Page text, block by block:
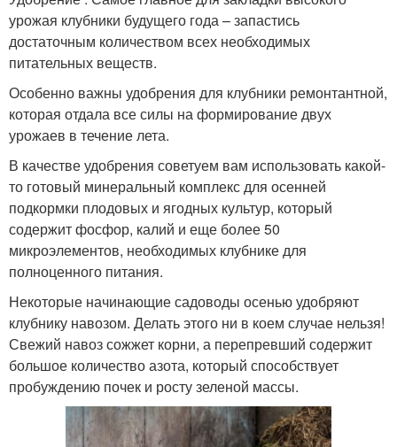
урожая клубники будущего года – запастись
достаточным количеством всех необходимых
питательных веществ.
Особенно важны удобрения для клубники ремонтантной,
которая отдала все силы на формирование двух
урожаев в течение лета.
В качестве удобрения советуем вам использовать какой-
то готовый минеральный комплекс для осенней
подкормки плодовых и ягодных культур, который
содержит фосфор, калий и еще более 50
микроэлементов, необходимых клубнике для
полноценного питания.
Некоторые начинающие садоводы осенью удобряют
клубнику навозом. Делать этого ни в коем случае нельзя!
Свежий навоз сожжет корни, а перепревший содержит
большое количество азота, который способствует
пробуждению почек и росту зеленой массы.